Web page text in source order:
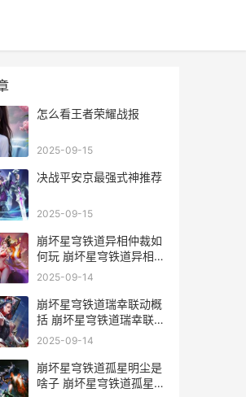
怎么看王者荣耀战报
2025-09-15
决战平安京最强式神推荐
2025-09-15
崩坏星穹铁道异相仲裁如
何玩 崩坏星穹铁道异相仲
裁活动主题概括 崩坏星穹
2025-09-14
崩坏星穹铁道瑞幸联动概
括 崩坏星穹铁道瑞幸联动
套餐如何买 崩坏星穹铁道
2025-09-14
崩坏星穹铁道孤星明尘是
啥子 崩坏星穹铁道孤星明